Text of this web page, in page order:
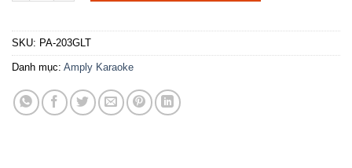
SKU: PA-203GLT
Danh mục: Amply Karaoke